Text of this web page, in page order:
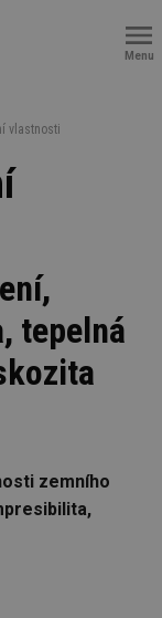
Menu
vlastnosti
tepelná
zemního